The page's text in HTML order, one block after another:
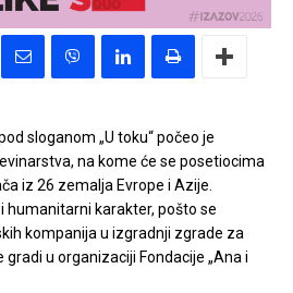
sloganom „U toku“ počeo je
na kome će se posetiocima
iz 26 zemalja Evrope i Azije.
humanitarni karakter, pošto se
kompanija u izgradnji zgrade za
u organizaciji Fondacije „Ana i